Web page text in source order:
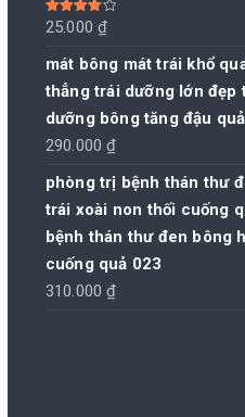
Được xếp
4.00
25.000₫
mát bông mát trái khổ
thẳng trái dưỡng lớn đẹp
dưỡng bông tăng đậu quả
290.000₫
phòng trị bệnh thán thư
trái xoài non thối cuống
bệnh thán thư đen bông
cuống quả 023
310.000₫